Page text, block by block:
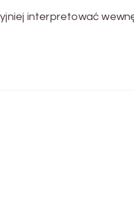
interpretować